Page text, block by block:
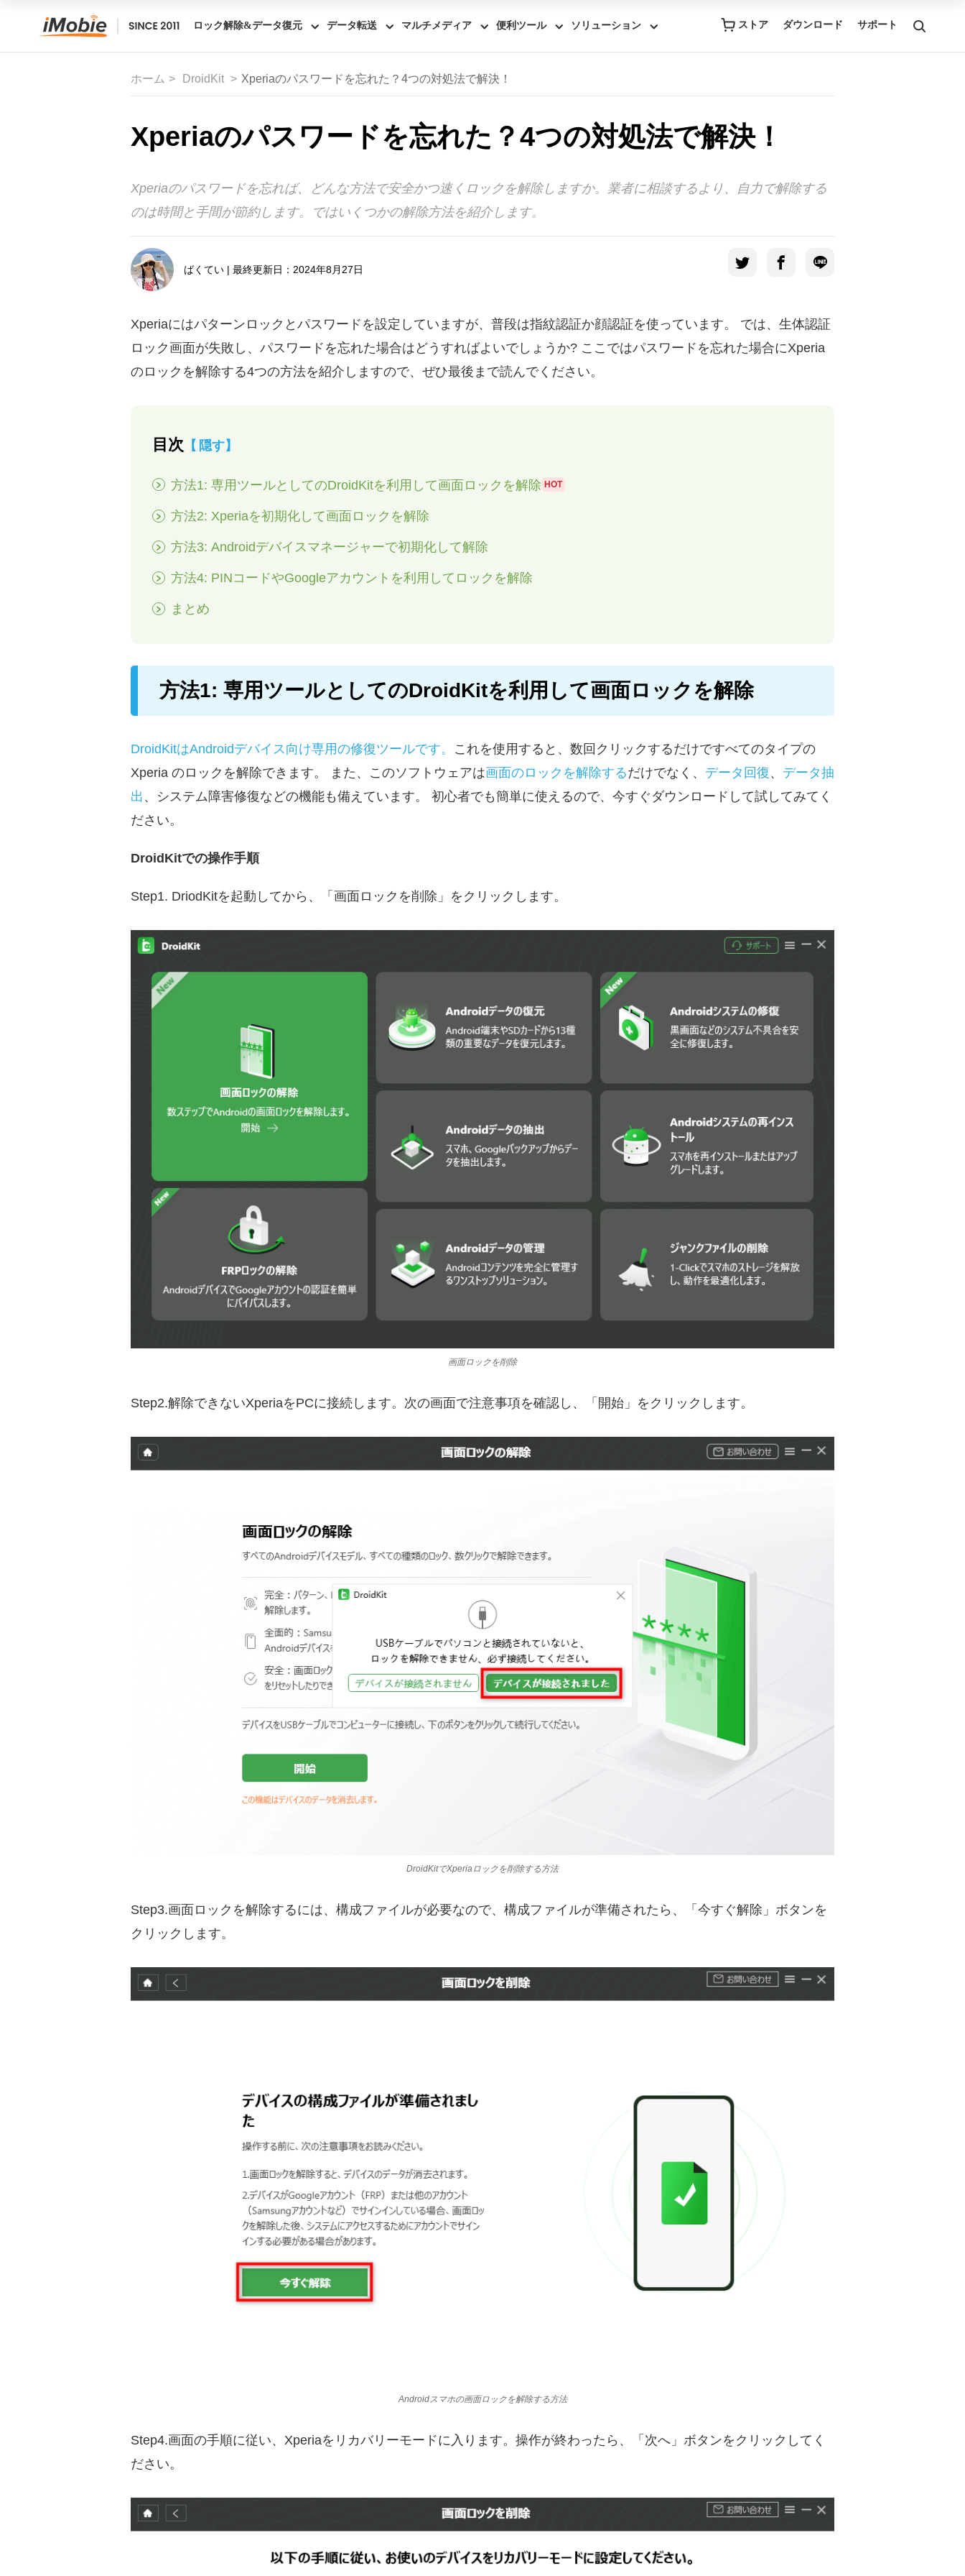
ストア ダウンロード サポート
ロック解除&データ復元 データ転送 マルチメディア 便利ツール ソリューション
ホーム DroidKit Xperiaのパスワードを忘れた？4つの対処法で解決！
Xperiaのパスワードを忘れた？4つの対処法で解決！
Xperiaのパスワードを忘れば、どんな方法で安全かつ速くロックを解除しますか。業者に相談するより、自力で解除する
のは時間と手間が節約します。ではいくつかの解除方法を紹介します。
ばくてい | 最終更新日：2024年8月27日
Xperiaにはパターンロックとパスワードを設定していますが、普段は指紋認証か顔認証を使っています。 では、生体認証
ロック画面が失敗し、パスワードを忘れた場合はどうすればよいでしょうか? ここではパスワードを忘れた場合にXperia
のロックを解除する4つの方法を紹介しますので、ぜひ最後まで読んでください。
目次 隠す
方法1: 専用ツールとしてのDroidKitを利用して画面ロックを解除 HOT
方法2: Xperiaを初期化して画面ロックを解除
方法3: Androidデバイスマネージャーで初期化して解除
方法4: PINコードやGoogleアカウントを利用してロックを解除
まとめ
方法1: 専用ツールとしてのDroidKitを利用して画面ロックを解除
DroidKitはAndroidデバイス向け専用の修復ツールです。 これを使用すると、数回クリックするだけですべてのタイプの
Xperia のロックを解除できます。 また、このソフトウェアは画面のロックを解除するだけでなく、 データ回復 、 データ抽
出 、システム障害修復などの機能も備えています。 初心者でも簡単に使えるので、今すぐダウンロードして試してみてく
ださい。
DroidKitでの操作手順
Step1. DriodKitを起動してから、「画面ロックを削除」をクリックします。
画面ロックを削除
Step2.解除できないXperiaをPCに接続します。次の画面で注意事項を確認し、「開始」をクリックします。
DroidKitでXperiaロックを削除する方法
Step3.画面ロックを解除するには、構成ファイルが必要なので、構成ファイルが準備されたら、「今すぐ解除」ボタンを
クリックします。
Androidスマホの画面ロックを解除する方法
Step4.画面の手順に従い、Xperiaをリカバリーモードに入ります。操作が終わったら、「次へ」ボタンをクリックしてく
ださい。